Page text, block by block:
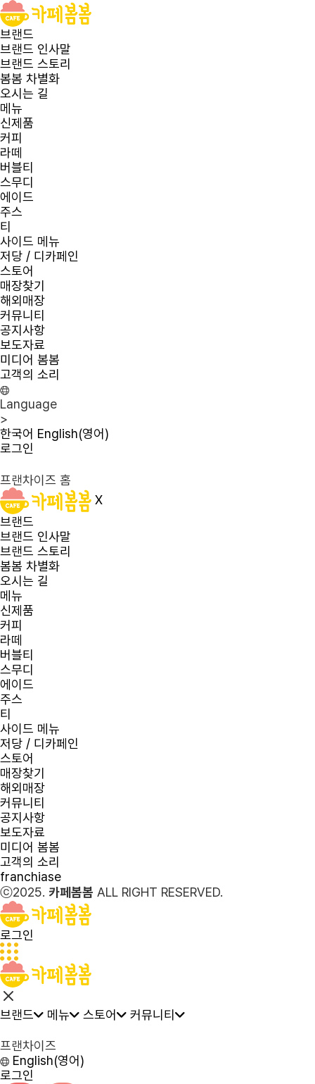
브랜드
브랜드 인사말
브랜드 스토리
봄봄 차별화
오시는 길
메뉴
신제품
커피
라떼
버블티
스무디
에이드
주스
티
사이드 메뉴
저당 / 디카페인
스토어
매장찾기
해외매장
커뮤니티
공지사항
보도자료
미디어 봄봄
고객의 소리
Language
>
한국어 English(영어)
로그인
프랜차이즈 홈
X
브랜드
브랜드 인사말
브랜드 스토리
봄봄 차별화
오시는 길
메뉴
신제품
커피
라떼
버블티
스무디
에이드
주스
티
사이드 메뉴
저당 / 디카페인
스토어
매장찾기
해외매장
커뮤니티
공지사항
보도자료
미디어 봄봄
고객의 소리
franchiase
ⓒ2025. 카페봄봄 ALL RIGHT RESERVED.
로그인
브랜드 메뉴 스토어 커뮤니티
프랜차이즈
English(영어)
로그인